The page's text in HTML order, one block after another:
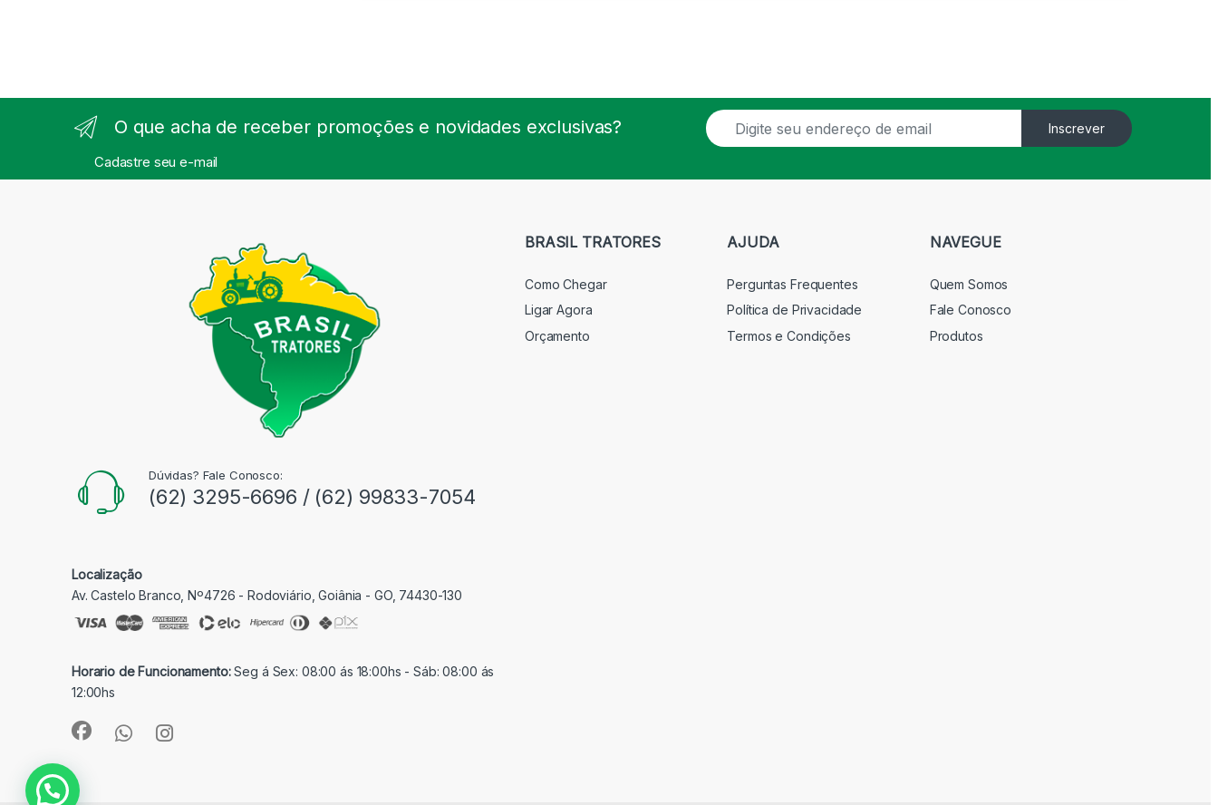
O que acha de receber promoções e novidades exclusivas?
Cadastre seu e-mail
E
m
Inscrever
Dúvidas? Fale Conosco:
(62) 3295-6696 / (62) 99833-7054
Localização
Av. Castelo Branco, Nº4726 - Rodoviário, Goiânia - GO, 74430-130
Horario de Funcionamento:Seg á Sex: 08:00 ás 18:00hs - Sáb: 08:00 ás
12:00hs
BRASIL TRATORES
Como Chegar
Ligar Agora
Orçamento
AJUDA
Perguntas Frequentes
Política de Privacidade
Termos e Condições
NAVEGUE
Quem Somos
Fale Conosco
Produtos